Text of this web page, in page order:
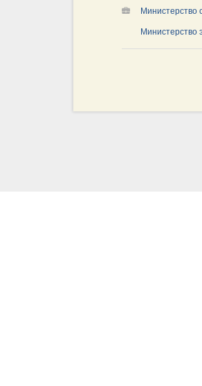
Министерство
Министерство